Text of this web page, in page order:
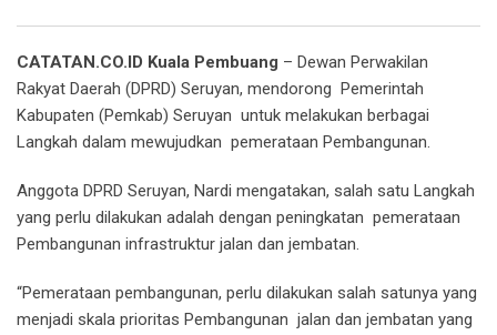
CATATAN.CO.ID Kuala Pembuang – Dewan Perwakilan
Rakyat Daerah (DPRD) Seruyan, mendorong Pemerintah
Kabupaten (Pemkab) Seruyan untuk melakukan berbagai
Langkah dalam mewujudkan pemerataan Pembangunan.
Anggota DPRD Seruyan, Nardi mengatakan, salah satu Langkah
yang perlu dilakukan adalah dengan peningkatan pemerataan
Pembangunan infrastruktur jalan dan jembatan.
“Pemerataan pembangunan, perlu dilakukan salah satunya yang
menjadi skala prioritas Pembangunan jalan dan jembatan yang